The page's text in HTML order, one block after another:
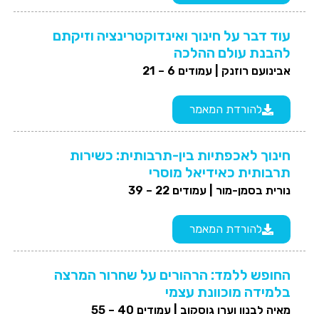
עוד דבר על חינוך ואינדוקטרינציה וזיקתם
להבנת עולם ההלכה
אבינועם רוזנק | עמודים 6 – 21
להורדת המאמר
חינוך לאכפתיות בין-תרבותית: כשירות
תרבותית כאידיאל מוסרי
נורית בסמן-מור | עמודים 22 – 39
להורדת המאמר
החופש ללמד: הרהורים על שחרור המרצה
בלמידה מוכוונת עצמי
מאיה לבנון וערן גוסקוב | עמודים 40 – 55